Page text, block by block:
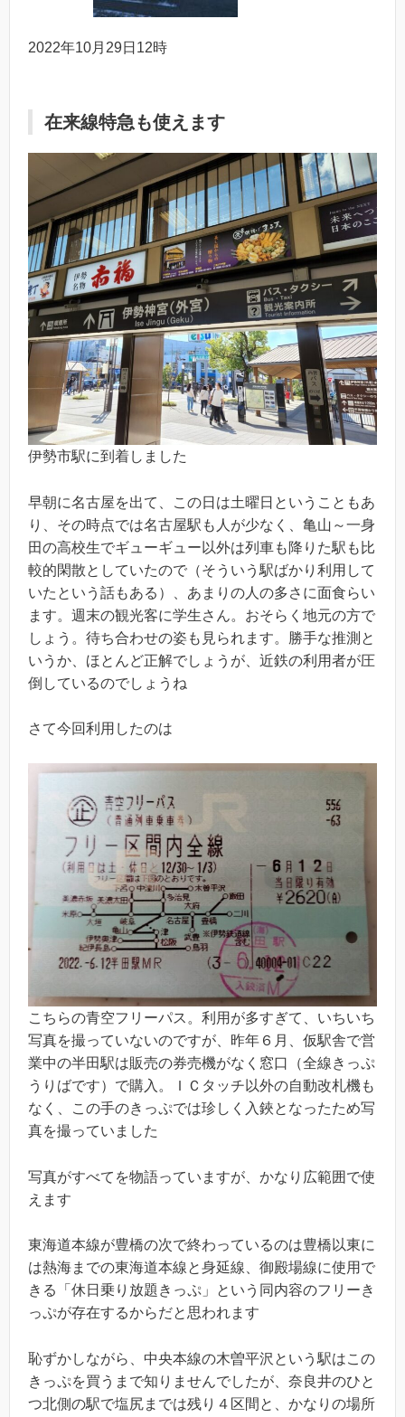
2022年10月29日12時
在来線特急も使えます
伊勢市駅に到着しました
早朝に名古屋を出て、この日は土曜日ということもあ
り、その時点では名古屋駅も人が少なく、亀山～一身
田の高校生でギューギュー以外は列車も降りた駅も比
較的閑散としていたので（そういう駅ばかり利用して
いたという話もある）、あまりの人の多さに面食らい
ます。週末の観光客に学生さん。おそらく地元の方で
しょう。待ち合わせの姿も見られます。勝手な推測と
いうか、ほとんど正解でしょうが、近鉄の利用者が圧
倒しているのでしょうね
さて今回利用したのは
こちらの青空フリーパス。利用が多すぎて、いちいち
写真を撮っていないのですが、昨年６月、仮駅舎で営
業中の半田駅は販売の券売機がなく窓口（全線きっぷ
うりばです）で購入。ＩＣタッチ以外の自動改札機も
なく、この手のきっぷでは珍しく入鋏となったため写
真を撮っていました
写真がすべてを物語っていますが、かなり広範囲で使
えます
東海道本線が豊橋の次で終わっているのは豊橋以東に
は熱海までの東海道本線と身延線、御殿場線に使用で
きる「休日乗り放題きっぷ」という同内容のフリーき
っぷが存在するからだと思われます
恥ずかしながら、中央本線の木曽平沢という駅はこの
きっぷを買うまで知りませんでしたが、奈良井のひと
つ北側の駅で塩尻までは残り４区間と、かなりの場所